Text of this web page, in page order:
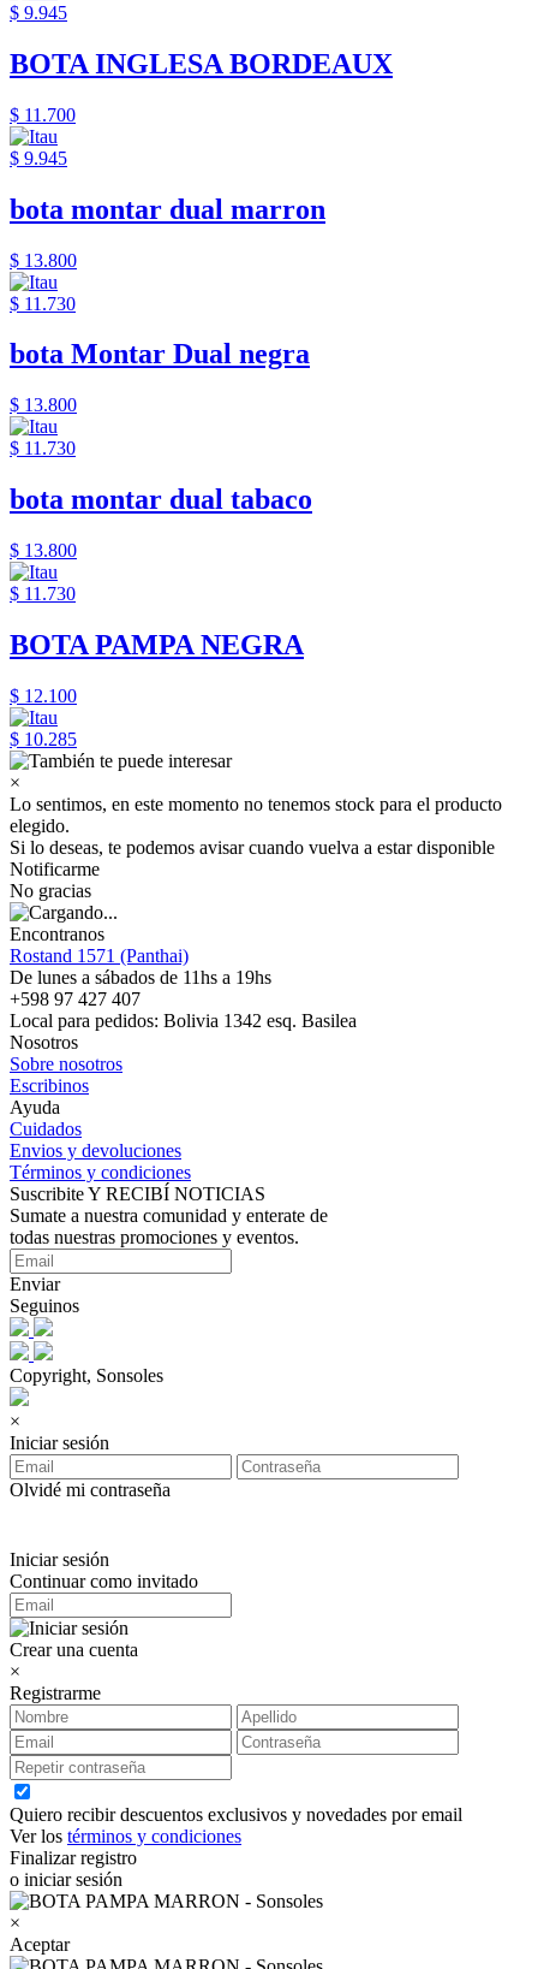
$ 9.945
BOTA INGLESA BORDEAUX
$ 11.700
$ 9.945
bota montar dual marron
$ 13.800
$ 11.730
bota Montar Dual negra
$ 13.800
$ 11.730
bota montar dual tabaco
$ 13.800
$ 11.730
BOTA PAMPA NEGRA
$ 12.100
$ 10.285
×
Lo sentimos, en este momento no tenemos stock para el producto
elegido.
Si lo deseas, te podemos avisar cuando vuelva a estar disponible
Notificarme
No gracias
Encontranos
Rostand 1571 (Panthai)
De lunes a sábados de 11hs a 19hs
+598 97 427 407
Local para pedidos: Bolivia 1342 esq. Basilea
Nosotros
Sobre nosotros
Escribinos
Ayuda
Cuidados
Envios y devoluciones
Términos y condiciones
Suscribite Y RECIBÍ NOTICIAS
Sumate a nuestra comunidad y enterate de
todas nuestras promociones y eventos.
Enviar
Seguinos
Copyright, Sonsoles
×
Iniciar sesión
Olvidé mi contraseña
Iniciar sesión
Continuar como invitado
Crear una cuenta
×
Registrarme
Quiero recibir descuentos exclusivos y novedades por email
Ver los términos y condiciones
Finalizar registro
o iniciar sesión
×
Aceptar